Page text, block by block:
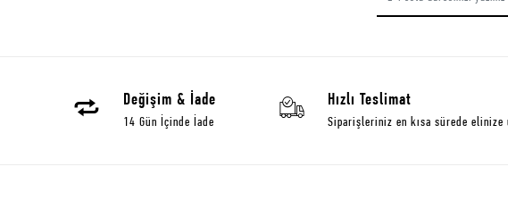
Değişim & İade
14 Gün İçinde İade
Hızlı Teslimat
Siparişleriniz en kısa sürede elinize